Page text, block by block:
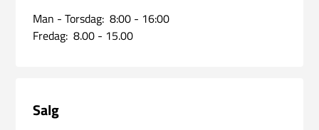
Man - Torsdag: 8:00 - 16:00
Fredag: 8.00 - 15.00
Salg